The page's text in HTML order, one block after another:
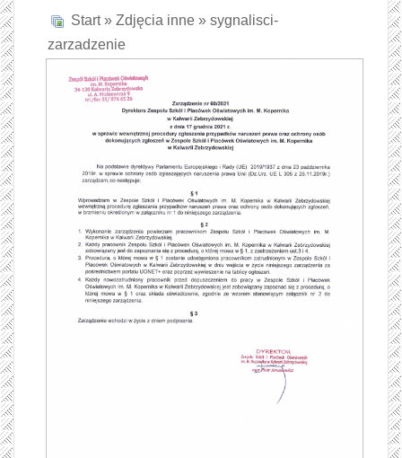
Start» Zdjęcia inne » sygnalisci-
zarzadzenie